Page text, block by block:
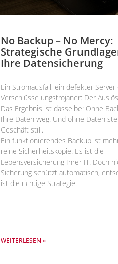
No Backup – No Mercy:
Strategische
Ihre Datensicherung
Ein Stromausfall, ein defekter Server
Verschlüsselungstrojaner: Der
Das Ergebnis ist dasselbe: Ohne
Ihre Daten weg. Und ohne Daten
Geschäft still.
Ein funktionierendes Backup ist
reine Sicherheitskopie. Es ist die
Lebensversicherung Ihrer IT. Doch
Sicherung schützt automatisch,
ist die richtige Strategie.
WEITERLESEN »